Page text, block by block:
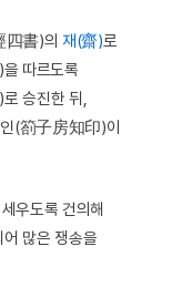
四書)의 재(齋)로
따르도록
승진한 뒤,
인(箚子房知印)이
우도록 건의해
어 많은 쟁송을